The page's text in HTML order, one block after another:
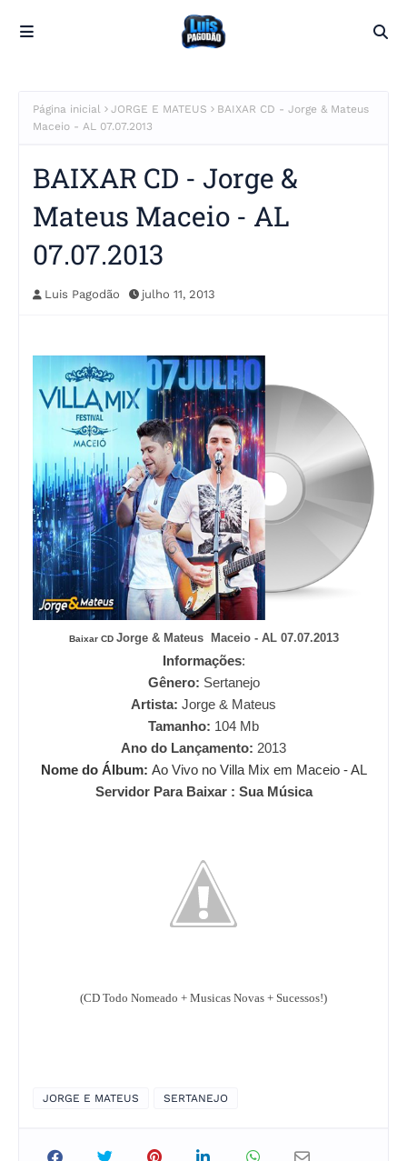
Página inicial JORGE E MATEUS
BAIXAR CD - Jorge & Mateus
Maceio - AL 07.07.2013
BAIXAR CD - Jorge &
Mateus Maceio - AL
07.07.2013
Luis Pagodão julho 11, 2013
Baixar CD Jorge & Mateus Maceio - AL 07.07.2013
Informações:
Gênero: Sertanejo
Artista: Jorge & Mateus
Tamanho: 104 Mb
Ano do Lançamento: 2013
Nome do Álbum: Ao Vivo no Villa Mix em Maceio - AL
Servidor Para Baixar : Sua Música
(CD Todo Nomeado + Musicas Novas + Sucessos!)
JORGE E MATEUS SERTANEJO